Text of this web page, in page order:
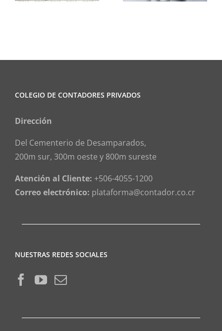
COLEGIO DE CONTADORES PRIVADOS
Dirección
Del Cementerio de Desamparados,
200m sur, 300m oeste y 800m sureste
Atención al Cliente: +506-4055-1200
Correo electrónico: plataforma@contador.co.cr
NUESTRAS REDES SOCIALES